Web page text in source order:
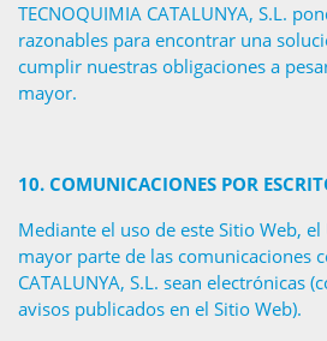
TECNOQUIMIA CATALUNYA, S.L.
razonables para encontrar una
cumplir nuestras obligaciones a
mayor.
10. COMUNICACIONES POR
Mediante el uso de este Sitio Web,
mayor parte de las comunicaciones
CATALUNYA, S.L. sean electrónicas
avisos publicados en el Sitio Web).